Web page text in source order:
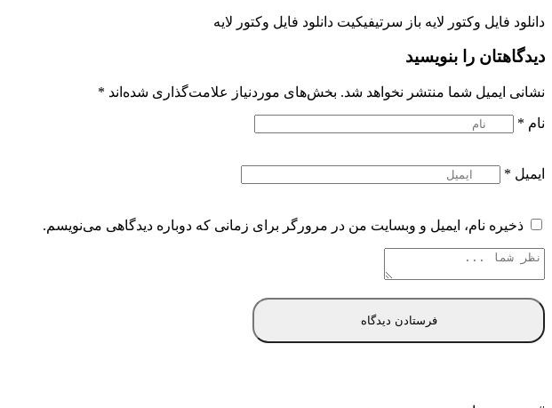
دانلود فایل وکتور لایه باز سرتیفیکیت دانلود فایل وکتور لایه
دیدگاهتان را بنویسید
نشانی ایمیل شما منتشر نخواهد شد. بخش‌های موردنیاز علامت‌گذاری شده‌اند *
نام *
ایمیل *
ذخیره نام، ایمیل و وبسایت من در مرورگر برای زمانی که دوباره دیدگاهی می‌نویسم.